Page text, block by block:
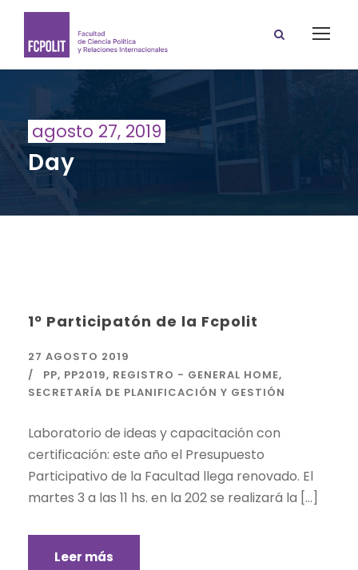
agosto 27, 2019
Day
1º Participatón de la Fcpolit
27 AGOSTO 2019
PP, PP2019, REGISTRO - GENERAL HOME,
SECRETARÍA DE PLANIFICACIÓN Y GESTIÓN
Laboratorio de ideas y capacitación con
certificación: este año el Presupuesto
Participativo de la Facultad llega renovado. El
martes 3 a las 11 hs. en la 202 se realizará la […]
Leer más